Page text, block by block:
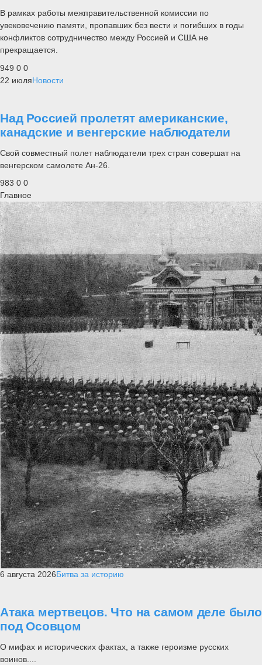
В рамках работы межправительственной комиссии по
увековечению памяти, пропавших без вести и погибших в годы
конфликтов сотрудничество между Россией и США не
прекращается.
949 0 0
22 июляНовости
Над Россией пролетят американские,
канадские и венгерские наблюдатели
Свой совместный полет наблюдатели трех стран совершат на
венгерском самолете Ан-26.
983 0 0
Главное
6 августа 2026Битва за историю
Атака мертвецов. Что на самом деле было
под Осовцом
О мифах и исторических фактах, а также героизме русских
воинов....